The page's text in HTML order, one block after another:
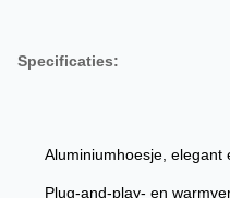
Specificaties:
Aluminiumhoesje, elegant
Plug-and-play- en